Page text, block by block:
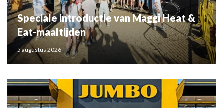
Speciale introductie van Maggi Heat &
Eat-maaltijden
5 augustus 2026